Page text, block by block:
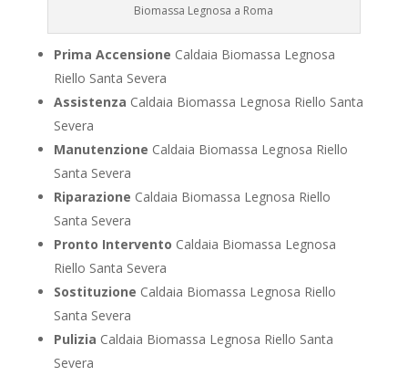
Biomassa Legnosa a Roma
Prima Accensione Caldaia Biomassa Legnosa
Riello Santa Severa
Assistenza Caldaia Biomassa Legnosa Riello Santa
Severa
Manutenzione Caldaia Biomassa Legnosa Riello
Santa Severa
Riparazione Caldaia Biomassa Legnosa Riello
Santa Severa
Pronto Intervento Caldaia Biomassa Legnosa
Riello Santa Severa
Sostituzione Caldaia Biomassa Legnosa Riello
Santa Severa
Pulizia Caldaia Biomassa Legnosa Riello Santa
Severa